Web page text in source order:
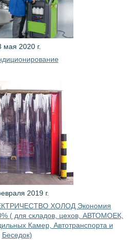
мая 2020 г.
2019 г.
ХОЛОД Экономия
( для складов, цехов, АВТОМОЕК,
Камер, Автотранспорта и
Беседок)